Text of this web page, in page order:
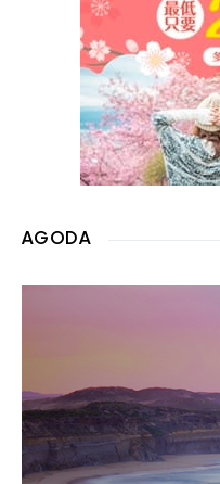
AGODA